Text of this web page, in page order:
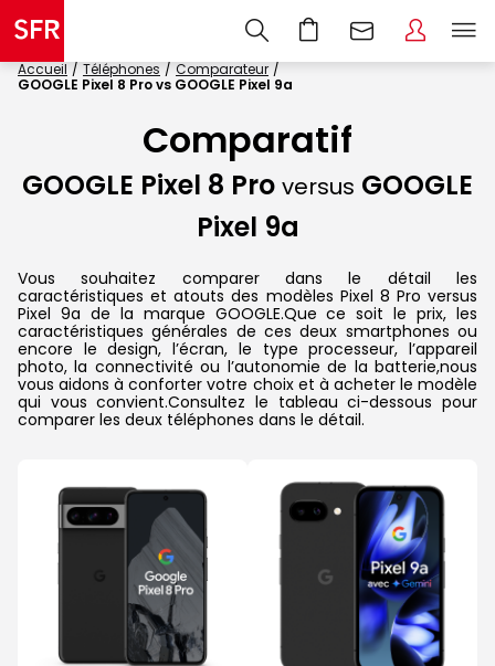
Accueil Téléphones
Comparateur
GOOGLE Pixel 8 Pro vs GOOGLE Pixel 9a
Comparatif
GOOGLE Pixel 8 Pro versus GOOGLE
Pixel 9a
Vous souhaitez comparer dans le détail les
caractéristiques et atouts des modèles Pixel 8 Pro versus
Pixel 9a de la marque GOOGLE.Que ce soit le prix, les
caractéristiques générales de ces deux smartphones ou
encore le design, l’écran, le type processeur, l’appareil
photo, la connectivité ou l’autonomie de la batterie,nous
vous aidons à conforter votre choix et à acheter le modèle
qui vous convient.Consultez le tableau ci-dessous pour
comparer les deux téléphones dans le détail.